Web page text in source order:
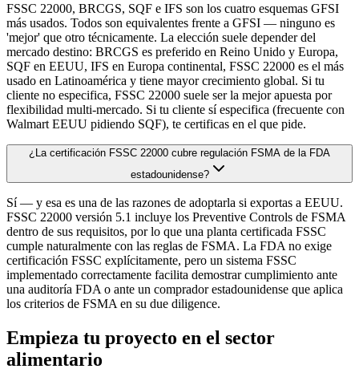
FSSC 22000, BRCGS, SQF e IFS son los cuatro esquemas GFSI
más usados. Todos son equivalentes frente a GFSI — ninguno es
'mejor' que otro técnicamente. La elección suele depender del
mercado destino: BRCGS es preferido en Reino Unido y Europa,
SQF en EEUU, IFS en Europa continental, FSSC 22000 es el más
usado en Latinoamérica y tiene mayor crecimiento global. Si tu
cliente no especifica, FSSC 22000 suele ser la mejor apuesta por
flexibilidad multi-mercado. Si tu cliente sí especifica (frecuente con
Walmart EEUU pidiendo SQF), te certificas en el que pide.
¿La certificación FSSC 22000 cubre regulación FSMA de la FDA
estadounidense?
Sí — y esa es una de las razones de adoptarla si exportas a EEUU.
FSSC 22000 versión 5.1 incluye los Preventive Controls de FSMA
dentro de sus requisitos, por lo que una planta certificada FSSC
cumple naturalmente con las reglas de FSMA. La FDA no exige
certificación FSSC explícitamente, pero un sistema FSSC
implementado correctamente facilita demostrar cumplimiento ante
una auditoría FDA o ante un comprador estadounidense que aplica
los criterios de FSMA en su due diligence.
Empieza tu proyecto en el sector
alimentario